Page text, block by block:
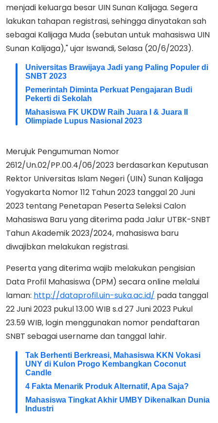
menjadi keluarga besar UIN Sunan Kalijaga. Segera
lakukan tahapan registrasi, sehingga dinyatakan sah
sebagai Kalijaga Muda (sebutan untuk mahasiswa UIN
Sunan Kalijaga)," ujar Iswandi, Selasa (20/6/2023).
Universitas Brawijaya Jadi yang Paling Populer di
SNBT 2023
Pemerintah Diminta Perkuat Pengajaran Budi
Pekerti di Sekolah
Mahasiswa FK UKDW Raih Juara I & Juara II
Olimpiade Lupus Nasional 2023
Merujuk Pengumuman Nomor
2612/Un.02/PP.00.4/06/2023 berdasarkan Keputusan
Rektor Universitas Islam Negeri (UIN) Sunan Kalijaga
Yogyakarta Nomor 112 Tahun 2023 tanggal 20 Juni
2023 tentang Penetapan Peserta Seleksi Calon
Mahasiswa Baru yang diterima pada Jalur UTBK-SNBT
Tahun Akademik 2023/2024, mahasiswa baru
diwajibkan melakukan registrasi.
Peserta yang diterima wajib melakukan pengisian
Data Profil Mahasiswa (DPM) secara online melalui
laman: http://dataprofil.uin-suka.ac.id/ pada tanggal
22 Juni 2023 pukul 13.00 WIB s.d 27 Juni 2023 Pukul
23.59 WIB, login menggunakan nomor pendaftaran
SNBT sebagai username dan tanggal lahir.
Tak Berhenti Berkreasi, Mahasiswa KKN Vokasi
UNY di Kulon Progo Kembangkan Coconut
Candle
4 Fakta Menarik Produk Alternatif, Apa Saja?
Mahasiswa Tingkat Akhir UMBY Dikenalkan Dunia
Industri